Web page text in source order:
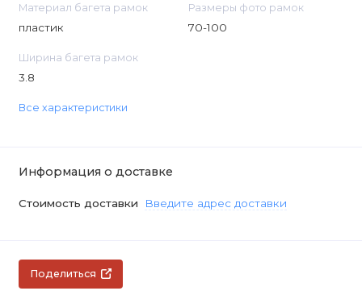
Материал багета рамок
пластик
Размеры фото рамок
70-100
Ширина багета рамок
3.8
Все характеристики
Информация о доставке
Стоимость доставки Введите адрес доставки
Поделиться